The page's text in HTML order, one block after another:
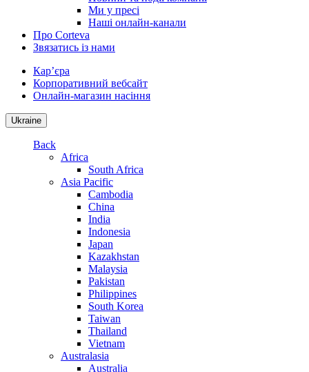
Ми у пресі
Наші онлайн-канали
Про Corteva
Звязатись із нами
Кар’єра
Корпоративний вебсайт
Онлайн-магазин насіння
Ukraine
Back
Africa
South Africa
Asia Pacific
Cambodia
China
India
Indonesia
Japan
Kazakhstan
Malaysia
Pakistan
Philippines
South Korea
Taiwan
Thailand
Vietnam
Australasia
Australia